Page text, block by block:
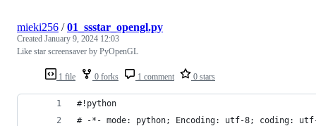
1 file 0 forks 1 comment 0 stars
mieki256 /01_ssstar_opengl.py
Created January 9, 2024 12:03
Like star screensaver by PyOpenGL
#!python
# -*- mode: python; Encoding: utf-8; coding: